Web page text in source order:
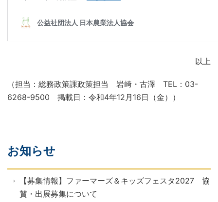
以上
（担当：総務政策課政策担当 岩﨑・古澤 TEL：03-
6268-9500 掲載日：令和4年12月16日（金））
お知らせ
【募集情報】ファーマーズ＆キッズフェスタ2027 協
賛・出展募集について